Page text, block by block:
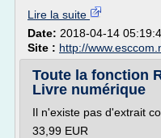
Lire la suite
Date: 2018-04-14
Site : http://
Toute la fonction
Livre numérique
Il n'existe pas d'extrait
33,99 EUR